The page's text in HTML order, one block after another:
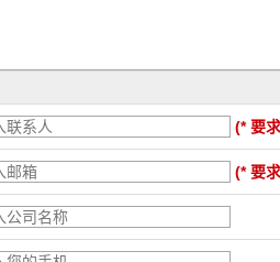
(* 要
(* 要